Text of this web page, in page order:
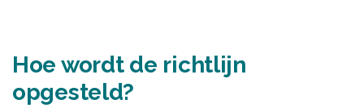
Hoe wordt de richtlijn
opgesteld?